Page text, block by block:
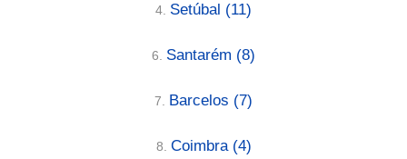
4. Setúbal (11)
6. Santarém (8)
7. Barcelos (7)
8. Coimbra (4)